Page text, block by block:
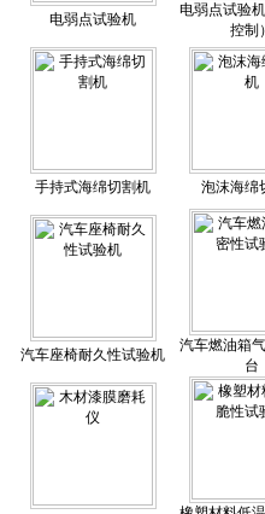
电弱点试验机
电弱点试验
控制
手持式海绵切割机 泡沫海绵
汽车座椅耐久性试验机
汽车燃油箱
台